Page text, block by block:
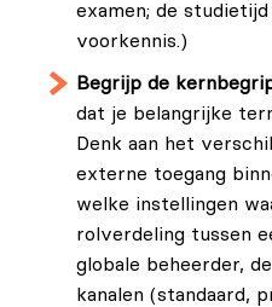
examen; de
voorkennis.)
Begrijp de
dat je belangrijke
Denk aan het
externe toegang
welke instellingen
rolverdeling tussen
globale beheerder,
kanalen (standaard,